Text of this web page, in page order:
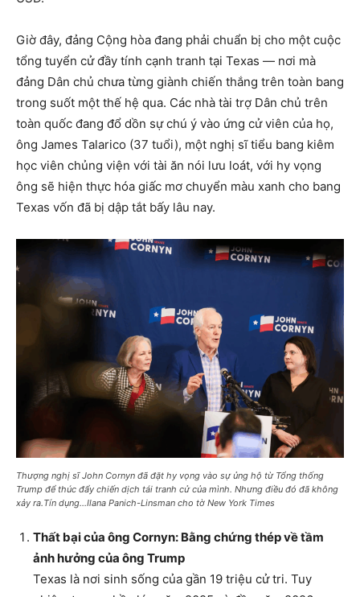
Giờ đây, đảng Cộng hòa đang phải chuẩn bị cho một cuộc
tổng tuyển cử đầy tính cạnh tranh tại Texas — nơi mà
đảng Dân chủ chưa từng giành chiến thắng trên toàn bang
trong suốt một thế hệ qua. Các nhà tài trợ Dân chủ trên
toàn quốc đang đổ dồn sự chú ý vào ứng cử viên của họ,
ông James Talarico (37 tuổi), một nghị sĩ tiểu bang kiêm
học viên chủng viện với tài ăn nói lưu loát, với hy vọng
ông sẽ hiện thực hóa giấc mơ chuyển màu xanh cho bang
Texas vốn đã bị dập tắt bấy lâu nay.
Thượng nghị sĩ John Cornyn đã đặt hy vọng vào sự ủng hộ từ Tổng thống
Trump để thúc đẩy chiến dịch tái tranh cử của mình. Nhưng điều đó đã không
xảy ra.Tín dụng…Ilana Panich-Linsman cho tờ New York Times
Thất bại của ông Cornyn: Bằng chứng thép về tầm
ảnh hưởng của ông Trump
Texas là nơi sinh sống của gần 19 triệu cử tri. Tuy